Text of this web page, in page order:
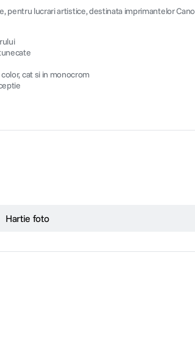
pentru lucrari artistice, destinata imprimantelor
cat si in monocrom
Hartie foto